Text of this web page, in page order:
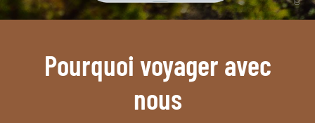
Pourquoi voyager avec
nous